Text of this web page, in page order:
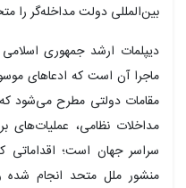
بین‌المللی دولت مداخله‌گر را
دیپلمات ارشد جمهوری اسلامی
ماجرا آن است که ادعاهای موسوم
مقامات دولتی مطرح می‌شود که
مداخلات نظامی، عملیات‌های
سراسر جهان است؛ اقداماتی
منشور ملل متحد انجام شده و